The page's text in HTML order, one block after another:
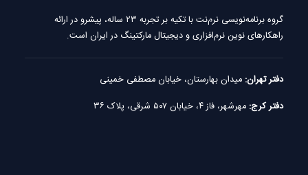
گروه برنامه‌نویسی نرم‌نت با تکیه بر تجربه ۲۳ ساله، پیشرو در ارائه
راهکارهای نوین نرم‌افزاری و دیجیتال مارکتینگ در ایران است.
دفتر تهران: میدان بهارستان، خیابان مصطفی خمینی
دفتر کرج: مهرشهر، فاز ۴، خیابان ۵۰۷ شرقی، پلاک ۳۶